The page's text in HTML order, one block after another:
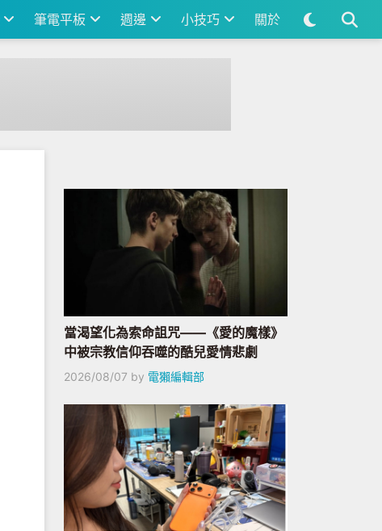
筆電平板 週邊 小技巧 關於
當渴望化為索命詛咒——《愛的魔樣》
中被宗教信仰吞噬的酷兒愛情悲劇
2026/08/07 by 電獺編輯部